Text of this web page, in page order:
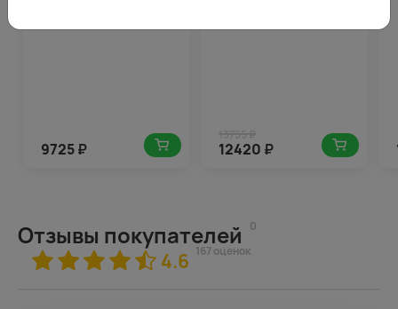
9725₽ 12420 ₽
Отзывы покупателей 0
4.6 167 оценок